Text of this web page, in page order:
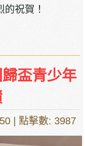
賀！
盃青少年
| 點擊數: 3987